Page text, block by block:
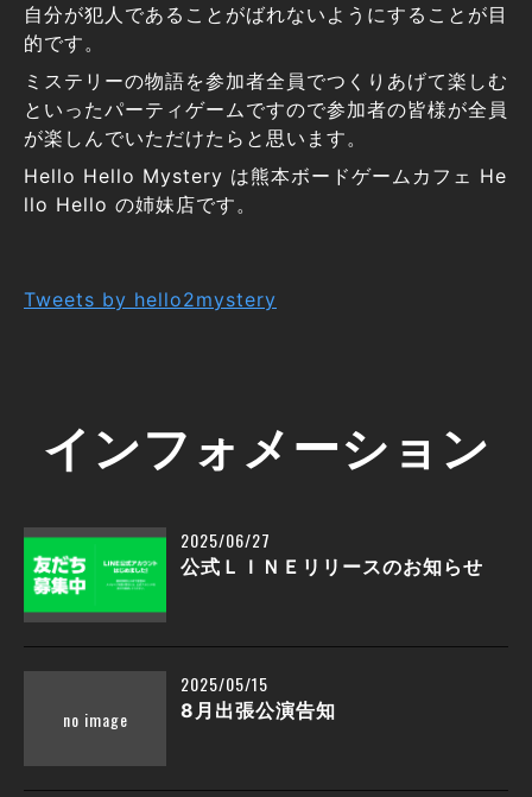
自分が犯人であることがばれないようにすることが目
的です。
ミステリーの物語を参加者全員でつくりあげて楽しむ
といったパーティゲームですので参加者の皆様が全員
が楽しんでいただけたらと思います。
Hello Hello Mystery は熊本ボードゲームカフェ He
llo Hello の姉妹店です。
Tweets by hello2mystery
インフォメーション
2025/06/27
公式ＬＩＮＥリリースのお知らせ
2025/05/15
8月出張公演告知